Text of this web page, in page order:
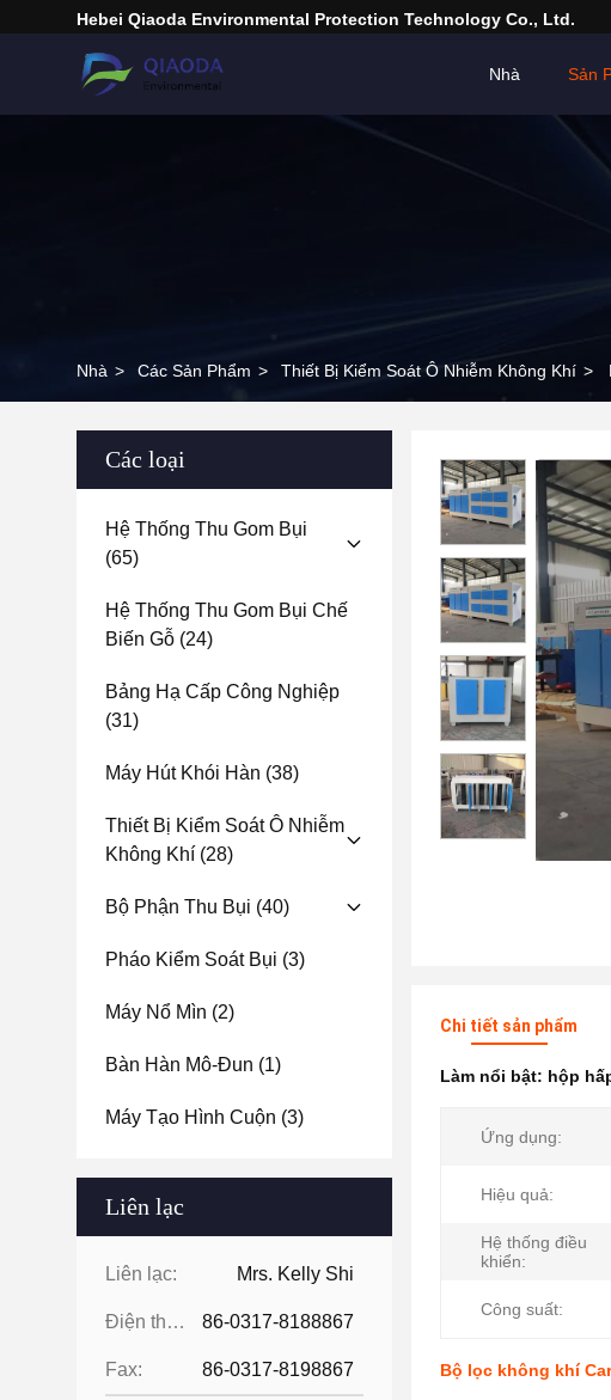
Hebei Qiaoda Environmental Protection Technology Co., Ltd.
Nhà Sản
Nhà > Các Sản Phẩm > Thiết Bị Kiểm Soát Ô Nhiễm Không Khí >
Các loại
Hệ Thống Thu Gom Bụi
(65)
Hệ Thống Thu Gom Bụi Chế
Biến Gỗ (24)
Bảng Hạ Cấp Công Nghiệp
(31)
Máy Hút Khói Hàn (38)
Thiết Bị Kiểm Soát Ô Nhiễm
Không Khí (28)
Bộ Phận Thu Bụi (40)
Pháo Kiểm Soát Bụi (3)
Máy Nổ Mìn (2)
Bàn Hàn Mô-Đun (1)
Máy Tạo Hình Cuộn (3)
Liên lạc
Liên lạc: Mrs. Kelly Shi
Điện thoại: 86-0317-8188867
Fax: 86-0317-8198867
Chi tiết sản phẩm
Làm nổi bật: hộp
Ứng dụng:
Hiệu quả:
Hệ thống điều
khiển:
Công suất:
Bộ lọc không khí